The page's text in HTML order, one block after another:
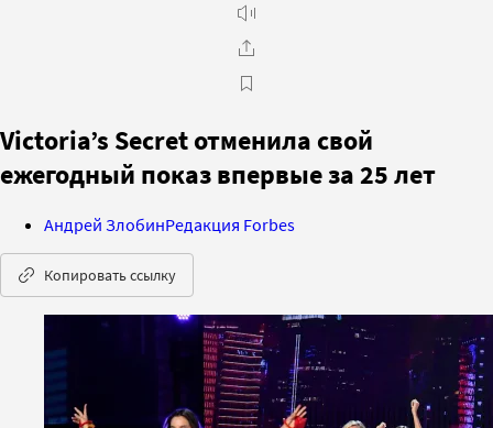
Victoriaʼs Secret отменила свой
ежегодный показ впервые за 25 лет
Андрей ЗлобинРедакция Forbes
Копировать ссылку